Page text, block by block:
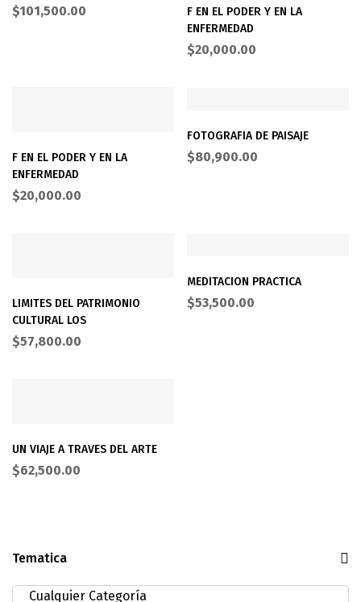
Tematica
$101,500.00
F EN EL PODER Y EN LA
ENFERMEDAD
$20,000.00
F EN EL PODER Y EN LA
ENFERMEDAD
$20,000.00
FOTOGRAFIA DE PAISAJE
$80,900.00
LIMITES DEL PATRIMONIO
CULTURAL LOS
$57,800.00
MEDITACION PRACTICA
$53,500.00
UN VIAJE A TRAVES DEL ARTE
$62,500.00